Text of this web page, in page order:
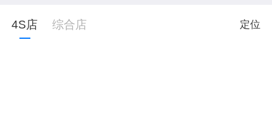
4S店 综合店 定位